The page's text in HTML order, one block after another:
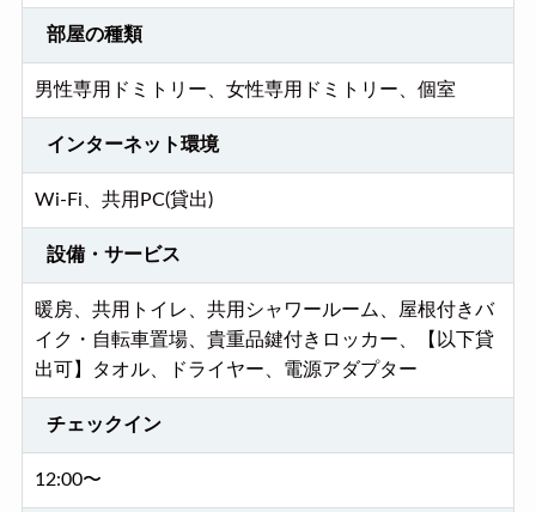
部屋の種類
男性専用ドミトリー、女性専用ドミトリー、個室
インターネット環境
Wi-Fi、共用PC(貸出)
設備・サービス
暖房、共用トイレ、共用シャワールーム、屋根付きバ
イク・自転車置場、貴重品鍵付きロッカー、【以下貸
出可】タオル、ドライヤー、電源アダプター
チェックイン
12:00〜